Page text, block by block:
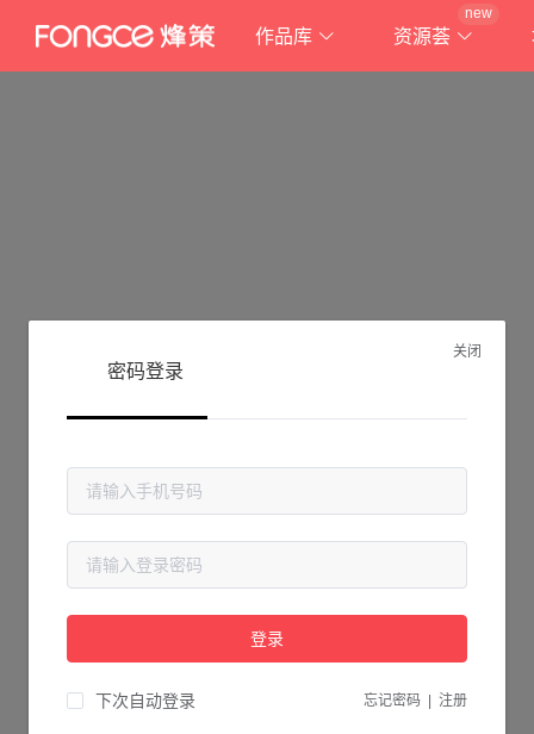
作品库 资源荟
new
抱歉!
请检查您输入的网址是否正确，或点击下面的按钮返回首页。
关闭
密码登录
登录
下次自动登录 忘记密码 注册